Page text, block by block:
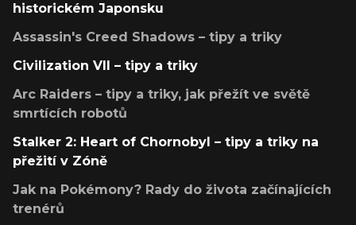
historickém Japonsku
Assassin's Creed Shadows – tipy a triky
Civilization VII – tipy a triky
Arc Raiders – tipy a triky, jak přežít ve světě
smrtících robotů
Stalker 2: Heart of Chornobyl – tipy a triky na
přežití v Zóně
Jak na Pokémony? Rady do života začínajících
trenérů